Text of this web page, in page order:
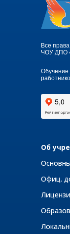
Об
Офиц.
Все
ЧОУ ДПО
Обучение